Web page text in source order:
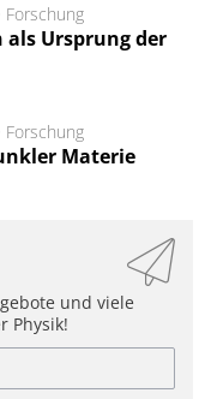
Forschung
Ursprung der
Forschung
Materie
und viele
Physik!